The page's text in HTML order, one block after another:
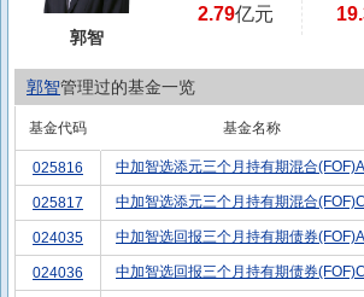
郭智
2.79亿元
郭智管理过的基金一览
基金代码 基金名称
025816 中加智选添元三个月持有期混合(FOF)A
025817 中加智选添元三个月持有期混合(FOF)C
024035 中加智选回报三个月持有期债券(FOF)A
024036 中加智选回报三个月持有期债券(FOF)C